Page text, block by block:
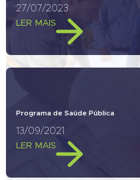
27/07/2023
LER MAIS
Programa de Saúde Pública
13/09/2021
LER MAIS